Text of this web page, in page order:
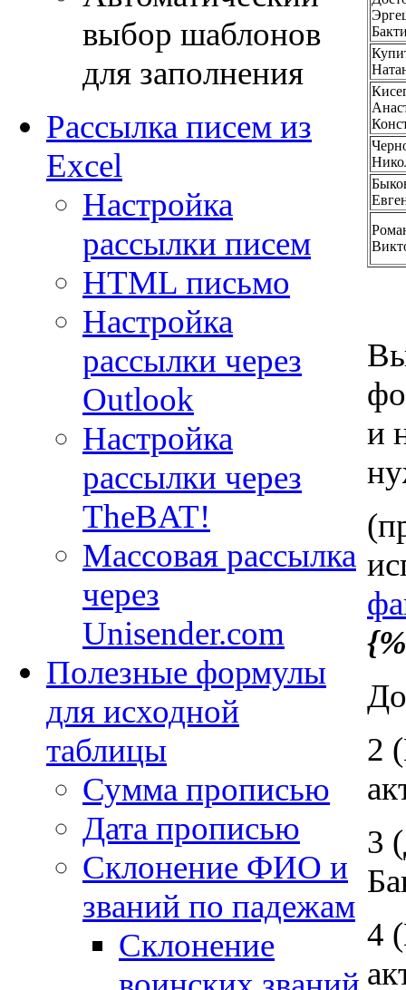
выбор шаблонов
для заполнения
Рассылка писем из
Excel
Настройка
рассылки писем
HTML письмо
Настройка
рассылки через
Outlook
Настройка
рассылки через
TheBAT!
Массовая рассылка
через
Unisender.com
Полезные формулы
для исходной
таблицы
Сумма прописью
Дата прописью
Склонение ФИО и
званий по падежам
Склонение
и
2
3
4